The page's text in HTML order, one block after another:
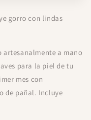
gorro con lindas
a mano
para la piel de tu
mes con
de pañal. Incluye